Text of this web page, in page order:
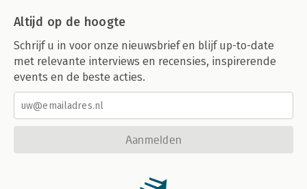
Altijd op de hoogte
Schrijf u in voor onze nieuwsbrief en blijf up-to-date
met relevante interviews en recensies, inspirerende
events en de beste acties.
Aanmelden